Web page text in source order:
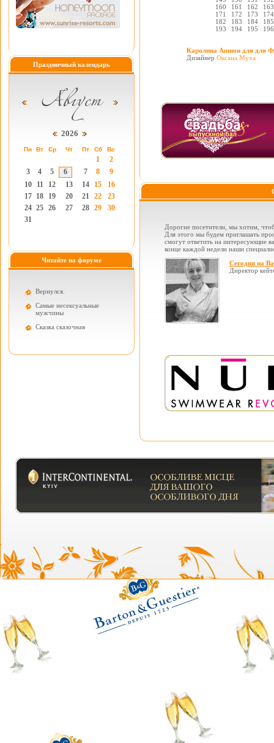
Праздничный календарь
2026
Пн Вт Ср Чт Пт Сб Вс
1
2
3
4 5 6 7 8
9
10
11 12 13 14 15
16
17
18 19 20 21 22
23
24 25 26 27 28 29
30
31
Читайте на форуме
Вернулся.
Самые несексуальные
мужчины
Cказка сказочная
160
161 162
163
171
172 173
174
182
183 184
185
193
194 195 196
Каролина Ашион для для
Дизайнер Оксана Муха
Дорогие посетители, мы хотим,
Для этого мы будем приглашать
смогут ответить на интересующие
конце каждой недели наши
Сегодня на
Директор